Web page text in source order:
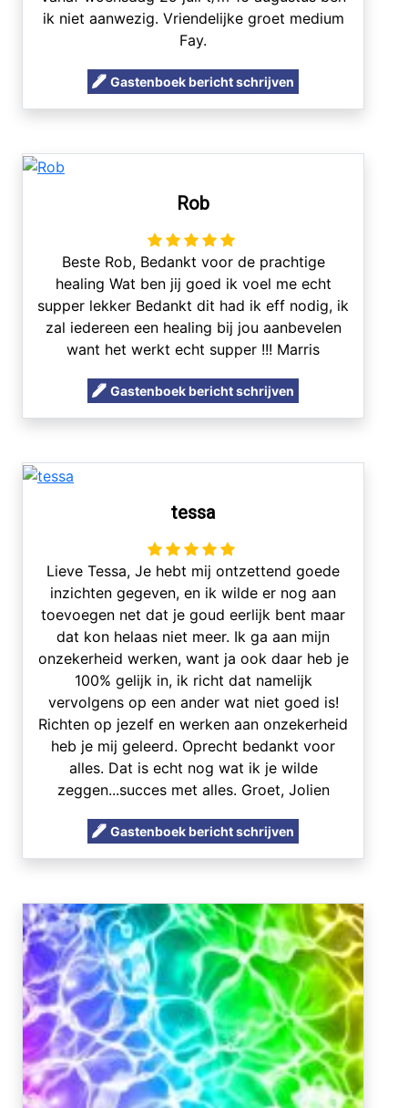
ik niet aanwezig. Vriendelijke groet medium
Fay.
Gastenboek bericht schrijven
Rob
Beste Rob, Bedankt voor de prachtige
healing Wat ben jij goed ik voel me echt
supper lekker Bedankt dit had ik eff nodig, ik
zal iedereen een healing bij jou aanbevelen
want het werkt echt supper !!! Marris
Gastenboek bericht schrijven
tessa
Lieve Tessa, Je hebt mij ontzettend goede
inzichten gegeven, en ik wilde er nog aan
toevoegen net dat je goud eerlijk bent maar
dat kon helaas niet meer. Ik ga aan mijn
onzekerheid werken, want ja ook daar heb je
100% gelijk in, ik richt dat namelijk
vervolgens op een ander wat niet goed is!
Richten op jezelf en werken aan onzekerheid
heb je mij geleerd. Oprecht bedankt voor
alles. Dat is echt nog wat ik je wilde
zeggen...succes met alles. Groet, Jolien
Gastenboek bericht schrijven